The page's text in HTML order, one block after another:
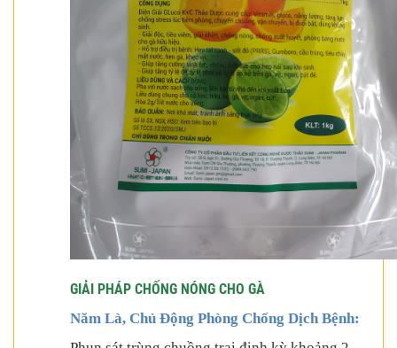
GIẢI PHÁP CHỐNG NÓNG CHO GÀ
Năm Là, Chủ Động Phòng Chống Dịch Bệnh: